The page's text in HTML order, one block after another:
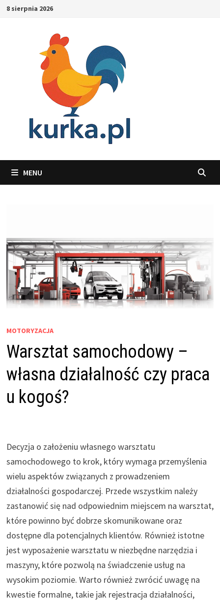
Skip8 sierpnia 2026
MENU
MOTORYZACJA
Warsztat samochodowy –
własna działalność czy praca
u kogoś?
Decyzja o założeniu własnego warsztatu
samochodowego to krok, który wymaga przemyślenia
wielu aspektów związanych z prowadzeniem
działalności gospodarczej. Przede wszystkim należy
zastanowić się nad odpowiednim miejscem na warsztat,
które powinno być dobrze skomunikowane oraz
dostępne dla potencjalnych klientów. Również istotne
jest wyposażenie warsztatu w niezbędne narzędzia i
maszyny, które pozwolą na świadczenie usług na
wysokim poziomie. Warto również zwrócić uwagę na
kwestie formalne, takie jak rejestracja działalności,